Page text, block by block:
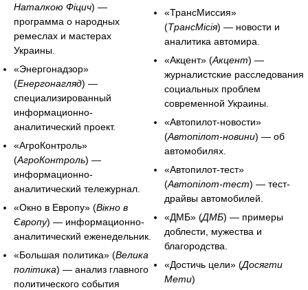
Наталкою Фіцич) —
программа о народных
ремеслах и мастерах
Украины.
«Энергонадзор»
(Енергонагляд) —
специализированный
информационно-
аналитический проект.
«АгроКонтроль»
(АгроКонтроль) —
информационно-
аналитический тележурнал.
«Окно в Европу» (Вікно в
Європу) — информационно-
аналитический еженедельник.
«Большая политика» (Велика
політика) — анализ главного
политического события
«ТрансМиссия»
(ТрансМісія) — новости и
аналитика автомира.
«Акцент» (Акцент) —
журналистские расследования
социальных проблем
современной Украины.
«Автопилот-новости»
(Автопілот-новини) — об
автомобилях.
«Автопилот-тест»
(Автопілот-тест) — тест-
драйвы автомобилей.
«ДМБ» (ДМБ) — примеры
доблести, мужества и
благородства.
«Достичь цели» (Досягти
Мети)